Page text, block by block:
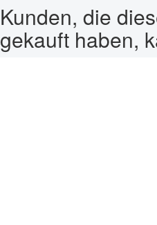
Kunden, die
gekauft haben,